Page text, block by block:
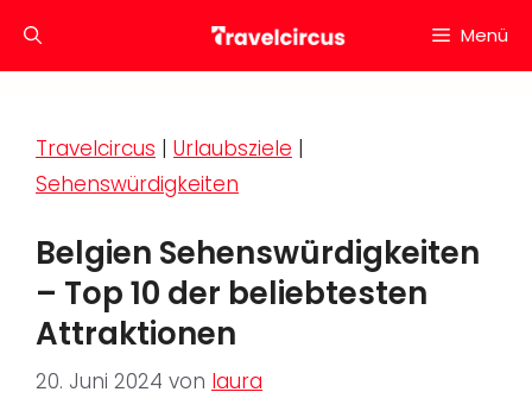
Inhalt
Menü
Travelcircus | Urlaubsziele |
Sehenswürdigkeiten
Belgien Sehenswürdigkeiten
– Top 10 der beliebtesten
Attraktionen
20. Juni 2024 von laura